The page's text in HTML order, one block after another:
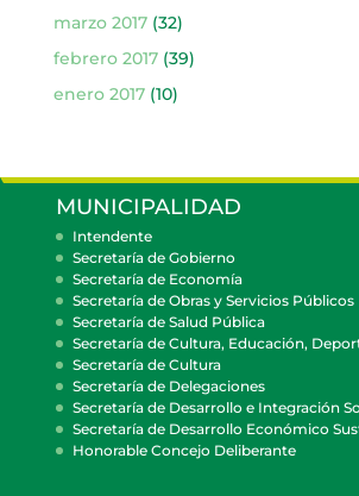
marzo 2017(32)
febrero 2017(39)
enero 2017(10)
MUNICIPALIDAD
Intendente
Secretaría de Gobierno
Secretaría de Economía
Secretaría de Obras y Servicios Públicos
Secretaría de Salud Pública
Secretaría de Cultura, Educación,
Secretaría de Cultura
Secretaría de Delegaciones
Secretaría de Desarrollo e Integración
Secretaría de Desarrollo Económico
Honorable Concejo Deliberante